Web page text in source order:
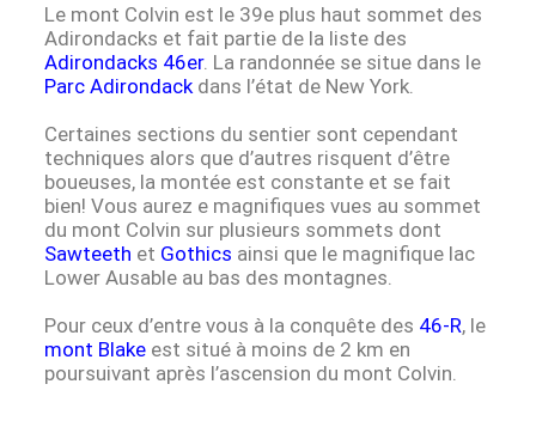
Le mont Colvin est le 39e plus haut sommet des
Adirondacks et fait partie de la liste des
Adirondacks 46er. La randonnée se situe dans le
Parc Adirondack dans l’état de New York.
Certaines sections du sentier sont cependant
techniques alors que d’autres risquent d’être
boueuses, la montée est constante et se fait
bien! Vous aurez e magnifiques vues au sommet
du mont Colvin sur plusieurs sommets dont
Sawteeth et Gothics ainsi que le magnifique lac
Lower Ausable au bas des montagnes.
Pour ceux d’entre vous à la conquête des 46-R, le
mont Blake est situé à moins de 2 km en
poursuivant après l’ascension du mont Colvin.